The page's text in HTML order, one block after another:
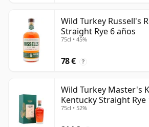
Wild Turkey Russell's
Straight Rye 6 años
75cl • 45%
78 € ?
Wild Turkey Master's
Kentucky Straight Rye
75cl • 52%